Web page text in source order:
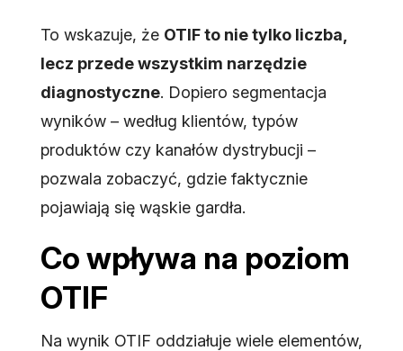
To wskazuje, że OTIF to nie tylko liczba,
lecz przede wszystkim narzędzie
diagnostyczne. Dopiero segmentacja
wyników – według klientów, typów
produktów czy kanałów dystrybucji –
pozwala zobaczyć, gdzie faktycznie
pojawiają się wąskie gardła.
Co wpływa na poziom
OTIF
Na wynik OTIF oddziałuje wiele elementów,